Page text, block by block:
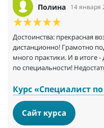
Полина 14 января
Достоинства: прекрасная
дистанционно! Грамотно
много практики. И в итоге
по специальности!
Курс «Специалист
Сайт курса